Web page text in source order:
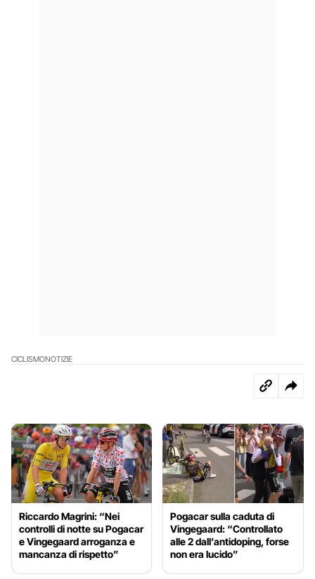
CICLISMONOTIZIE
Riccardo Magrini: “Nei
controlli di notte su Pogacar
e Vingegaard arroganza e
mancanza di rispetto”
Pogacar sulla caduta di
Vingegaard: “Controllato
alle 2 dall’antidoping, forse
non era lucido”